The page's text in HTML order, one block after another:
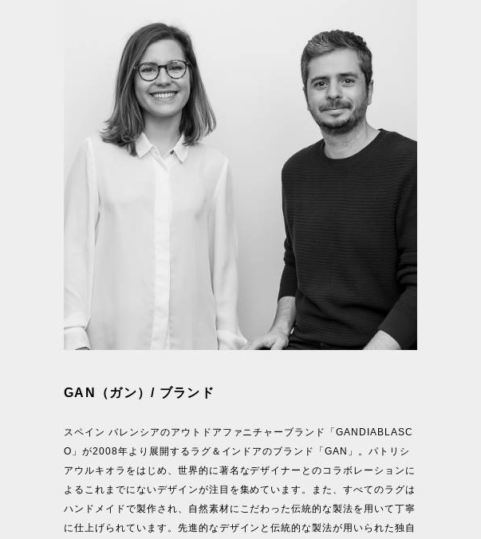
GAN（ガン）/ ブランド
スペイン バレンシアのアウトドアファニチャーブランド「GANDIABLASC
O」が2008年より展開するラグ＆インドアのブランド「GAN」。パトリシ
アウルキオラをはじめ、世界的に著名なデザイナーとのコラボレーションに
よるこれまでにないデザインが注目を集めています。また、すべてのラグは
ハンドメイドで製作され、自然素材にこだわった伝統的な製法を用いて丁寧
に仕上げられています。先進的なデザインと伝統的な製法が用いられた独自